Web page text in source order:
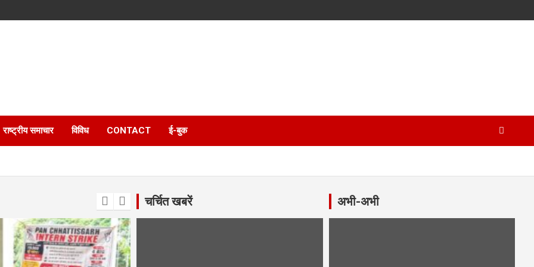
राष्ट्रीय समाचार विविध CONTACT ई-बुक
को वितरित की गई सायकल
चर्चित खबरें अभी-अभी